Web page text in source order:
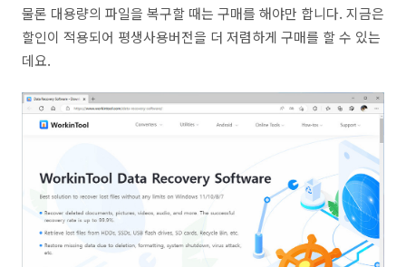
물론 대용량의 파일을 복구할 때는 구매를 해야만 합니다. 지금은
할인이 적용되어 평생사용버전을 더 저렴하게 구매를 할 수 있는
데요.